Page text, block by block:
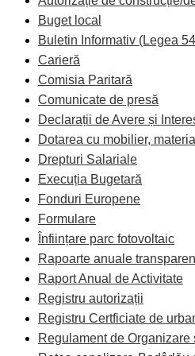
Buget local
Buletin Informativ (Legea
Carieră
Comisia Paritară
Comunicate de presă
Declarații de Avere și
Dotarea cu mobilier,
Drepturi Salariale
Execuția Bugetară
Fonduri Europene
Formulare
Înființare parc fotovoltaic
Rapoarte anuale
Raport Anual de Activitate
Registru autorizații
Registru Certficiate de
Regulament de Organizare